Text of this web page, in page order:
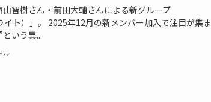
智樹さん・前田大輔さんによる新グループ
イト）」。 2025年12月の新メンバー加入で注目が集
いう異...
ル